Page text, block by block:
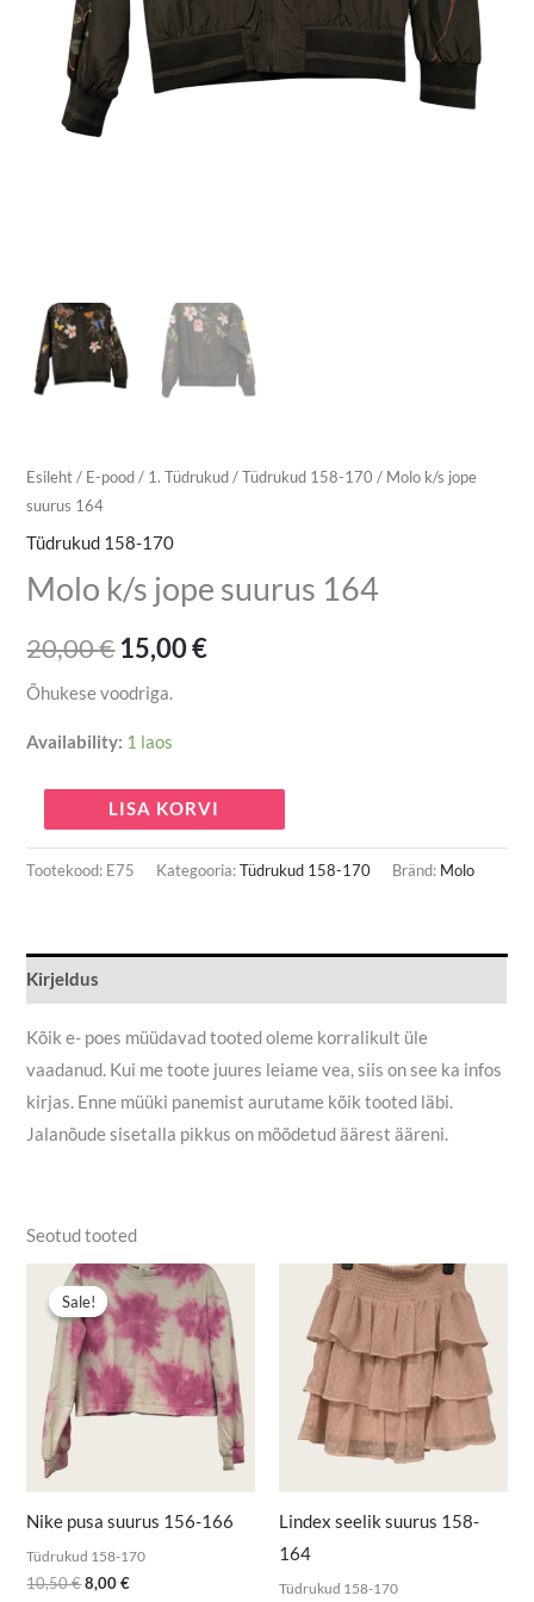
Esileht/ E-pood/ 1. Tüdrukud/Tüdrukud 158-170 / Molo k/s jope
suurus 164
Tüdrukud 158-170
Molo k/s jope suurus 164
20,00€ 15,00€
Õhukese voodriga.
Availability: 1 laos
LISA KORVI
Tootekood: E75 Kategooria:Tüdrukud 158-170 Bränd: Molo
Kirjeldus
Kõik e- poes müüdavad tooted oleme korralikult üle
vaadanud. Kui me toote juures leiame vea, siis on see ka infos
kirjas. Enne müüki panemist aurutame kõik tooted läbi.
Jalanõude sisetalla pikkus on mõõdetud äärest ääreni.
Seotud tooted
Sale!
Sale!
Nike pusa suurus 156-166
Tüdrukud 158-170
10,50€
Algne
hind
oli:
10,50 €.
8,00€
Praegune
hind
8,00 €.
Lindex seelik suurus 158-
164
Tüdrukud 158-170